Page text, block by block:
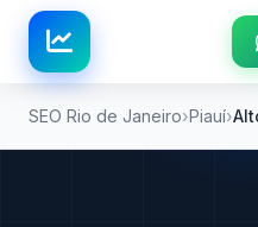
SEO Rio de Janeiro Piauí